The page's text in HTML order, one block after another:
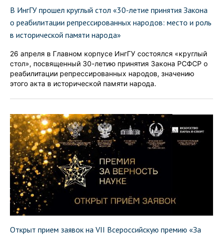
В ИнгГУ прошел круглый стол «30-летие принятия Закона
о реабилитации репрессированных народов: место и роль
в исторической памяти народа»
26 апреля в Главном корпусе ИнгГУ состоялся «круглый
стол», посвященный 30-летию принятия Закона РСФСР о
реабилитации репрессированных народов, значению
этого акта в исторической памяти народа.
Открыт прием заявок на VII Всероссийскую премию «За